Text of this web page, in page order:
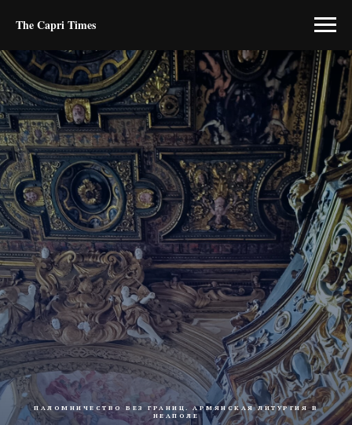
The Capri Times
ПАЛОМНИЧЕСТВО БЕЗ ГРАНИЦ. АРМЯНСКАЯ ЛИТУРГИЯ В
НЕАПОЛЕ